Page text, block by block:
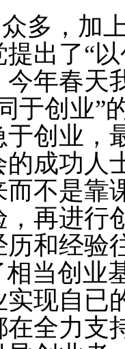
多，加
出了“
年春天
于创业”
创业，
成功人
不是靠
再进行
和经验
当创业
现自已
全力支